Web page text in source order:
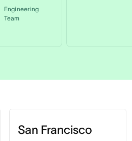
Engineering
Team
San Francisco